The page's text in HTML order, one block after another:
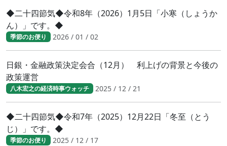
◆二十四節気◆令和8年（2026）1月5日「小寒（しょうか
ん）」です。◆
季節のお便り 2026 / 01 / 02
日銀・金融政策決定会合（12月） 利上げの背景と今後の
政策運営
八木宏之の経済時事ウォッチ 2025 / 12 / 21
◆二十四節気◆令和7年（2025）12月22日「冬至（とう
じ）」です。◆
季節のお便り 2025 / 12 / 17